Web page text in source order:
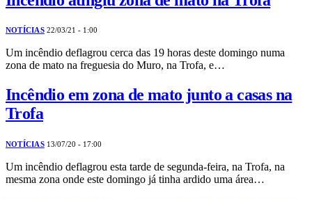
NOTÍCIAS 22/03/21 - 1:00
Um incêndio deflagrou cerca das 19 horas deste domingo numa
zona de mato na freguesia do Muro, na Trofa, e…
Incêndio em zona de mato junto a casas na
Trofa
NOTÍCIAS 13/07/20 - 17:00
Um incêndio deflagrou esta tarde de segunda-feira, na Trofa, na
mesma zona onde este domingo já tinha ardido uma área…